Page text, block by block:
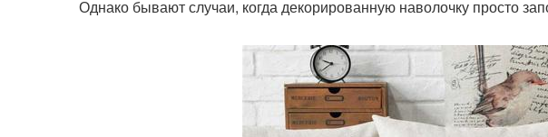
Однако бывают случаи, когда декорированную наволочку просто